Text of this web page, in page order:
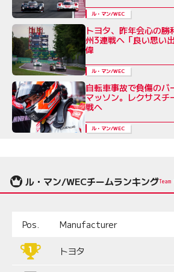
ル・マン/WEC
トヨタ、昨年会心の
州3連戦へ「良い思い
偉
ル・マン/WEC
自転車事故で負傷のバ
マッソン。レクサスチ
戦へ
ル・マン/WEC
ル・マン/WECチームランキング
Pos. Manufacturer
トヨタ